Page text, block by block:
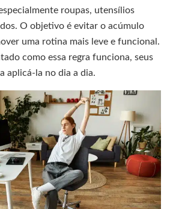
roupas, utensílios
O objetivo é evitar o acúmulo
uma rotina mais leve e funcional.
como essa regra funciona, seus
aplicá-la no dia a dia.